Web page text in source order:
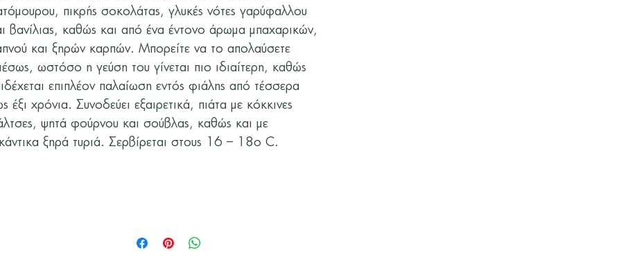
πικρής σοκολάτας, γλυκές νότες γαρύφαλλου
βανίλιας, καθώς και από ένα έντονο άρωμα μπαχαρικών,
και ξηρών καρπών. Μπορείτε να το απολαύσετε
ωστόσο η γεύση του γίνεται πιο ιδιαίτερη, καθώς
επιπλέον παλαίωση εντός φιάλης από τέσσερα
έξι χρόνια. Συνοδεύει εξαιρετικά, πιάτα με κόκκινες
ψητά φούρνου και σούβλας, καθώς και με
ξηρά τυριά. Σερβίρεται στους 16 – 18ο C.